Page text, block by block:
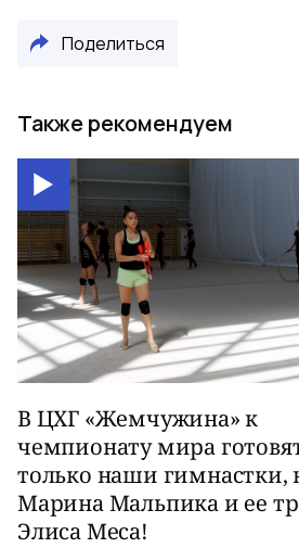
Поделиться
Также рекомендуем
В ЦХГ «Жемчужина» к
чемпионату мира
только наши гимнастки,
Марина Мальпика и ее
Элиса Меса!